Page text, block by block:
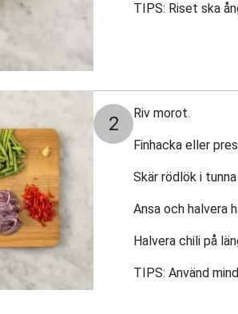
TIPS: Riset ska
2 Riv morot.
Finhacka eller
Skär rödlök i tunna
Ansa och halvera
Halvera chili på
TIPS: Använd